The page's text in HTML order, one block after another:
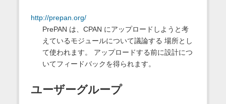
http://prepan.org/
PrePAN は、CPAN にアップロードしようと考
えているモジュールについて議論する 場所とし
て使われます。 アップロードする前に設計につ
いてフィードバックを得られます。
ユーザーグループ